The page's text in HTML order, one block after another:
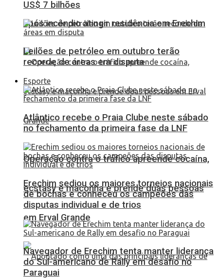
após incêndio atingir residência em Erechim
Operação contra o tráfico apreende cocaína,
ecstasy e maconha e prende duas pessoas
em Erval Grande
US$ 7 bilhões
Leilões de petróleo em outubro terão
recorde de áreas em disputa
Esporte
Atlântico recebe o Praia Clube neste sábado
no fechamento da primeira fase da LNF
Erechim sediou os maiores torneios nacionais
de bochas e conheceu os campeões das
disputas individual e de trios
Navegador de Erechim tenta manter liderança
do Sul-americano de Rally em desafio no
Paraguai